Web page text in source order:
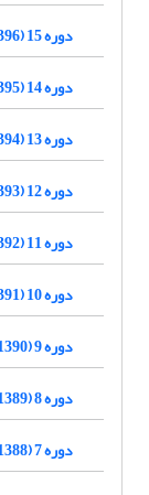
دوره 15 (1396)
دوره 14 (1395)
دوره 13 (1394)
دوره 12 (1393)
دوره 11 (1392)
دوره 10 (1391)
دوره 9 (1390)
دوره 8 (1389)
دوره 7 (1388)